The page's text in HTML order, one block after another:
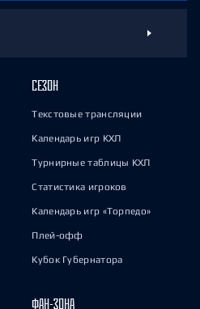
СЕЗОН
Текстовые трансляции
Календарь игр КХЛ
Турнирные таблицы КХЛ
Статистика игроков
Календарь игр «Торпедо»
Плей-офф
Кубок Губернатора
ФАН-ЗОНА